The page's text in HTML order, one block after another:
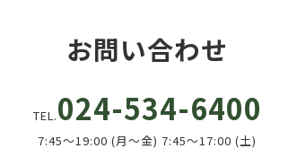
お問い合わせ
TEL.024-534-6400
7:45～19:00 (月～金) 7:45～17:00 (土)